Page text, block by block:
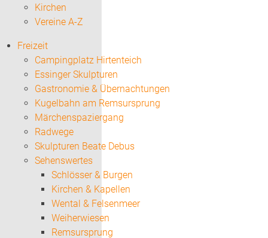
Kirchen
Vereine A-Z
Freizeit
Campingplatz Hirtenteich
Essinger Skulpturen
Gastronomie & Übernachtungen
Kugelbahn am Remsursprung
Märchenspaziergang
Radwege
Skulpturen Beate Debus
Sehenswertes
Schlösser & Burgen
Kirchen & Kapellen
Wental & Felsenmeer
Weiherwiesen
Remsursprung